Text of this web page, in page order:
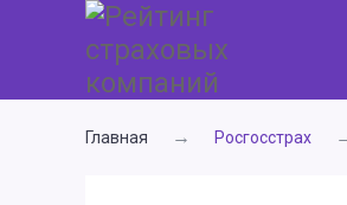
Главная Росгосстрах